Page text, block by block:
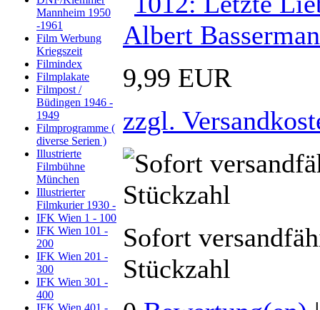
Mannheim 1950
-1961
Film Werbung
Kriegszeit
Filmindex
Filmplakate
Filmpost /
Büdingen 1946 -
1949
Filmprogramme (
diverse Serien )
Illustrierte
Filmbühne
München
Illustrierter
Filmkurier 1930 -
IFK Wien 1 - 100
IFK Wien 101 -
200
IFK Wien 201 -
300
IFK Wien 301 -
400
IFK Wien 401 -
9,99 EUR
zzgl.
Sofort
Stückzahl